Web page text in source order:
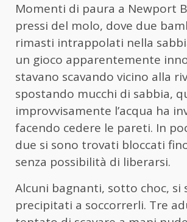
Momenti di paura a Newport
pressi del molo, dove due
rimasti intrappolati nella
un gioco apparentemente
stavano scavando vicino alla
spostando mucchi di sabbia,
improvvisamente l’acqua ha
facendo cedere le pareti. In
due si sono trovati bloccati
senza possibilità di liberarsi.
Alcuni bagnanti, sotto choc, si
precipitati a soccorrerli. Tre